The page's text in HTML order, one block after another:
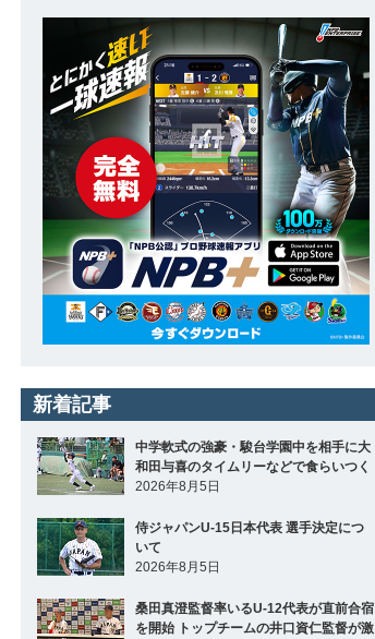
新着記事
中学軟式の強豪・駿台学園中を相手に大
和田与喜のタイムリーなどで食らいつく
2026年8月5日
侍ジャパンU-15日本代表 選手決定につ
いて
2026年8月5日
桑田真澄監督率いるU-12代表が直前合宿
を開始 トップチームの井口資仁監督が激